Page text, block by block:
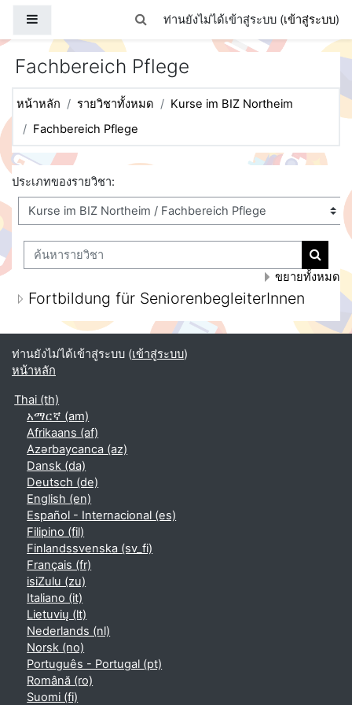
Toggle search input
ท่านยังไม่ได้เข้าสู่ระบบ (เข้าสู่ระบบ)
Fachbereich Pflege
หน้าหลัก รายวิชาทั้งหมด
Kurse im BIZ Northeim
Fachbereich Pflege
ประเภทของรายวิชา:
ค้นหารายวิชา
ค้นหา
ขยายทั้งหมด
Fortbildung für SeniorenbegleiterInnen
ท่านยังไม่ได้เข้าสู่ระบบ (เข้าสู่ระบบ)
หน้าหลัก
Thai ‎(th)‎
አማርኛ ‎(am)‎
Afrikaans ‎(af)‎
Azərbaycanca ‎(az)‎
Dansk ‎(da)‎
Deutsch ‎(de)‎
English ‎(en)‎
Español - Internacional ‎(es)‎
Filipino ‎(fil)‎
Finlandssvenska ‎(sv_fi)‎
Français ‎(fr)‎
isiZulu ‎(zu)‎
Italiano ‎(it)‎
Lietuvių ‎(lt)‎
Nederlands ‎(nl)‎
Norsk ‎(no)‎
Português - Portugal ‎(pt)‎
Română ‎(ro)‎
Suomi ‎(fi)‎